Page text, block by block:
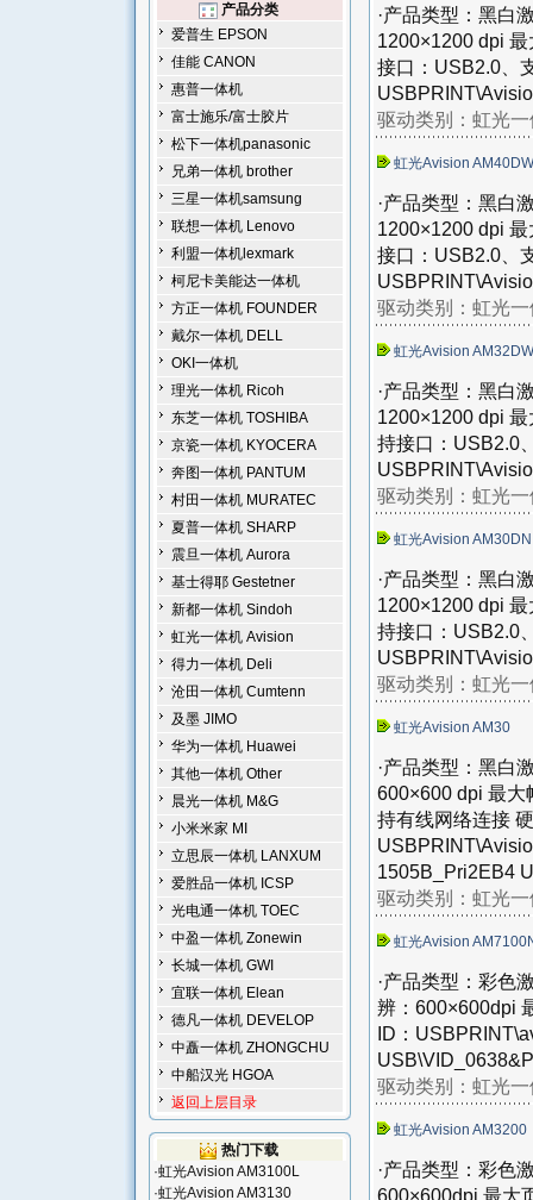
产品分类
爱普生 EPSON
佳能 CANON
惠普一体机
富士施乐/富士胶片
松下一体机panasonic
兄弟一体机 brother
三星一体机samsung
联想一体机 Lenovo
利盟一体机lexmark
柯尼卡美能达一体机
方正一体机 FOUNDER
戴尔一体机 DELL
OKI一体机
理光一体机 Ricoh
东芝一体机 TOSHIBA
京瓷一体机 KYOCERA
奔图一体机 PANTUM
村田一体机 MURATEC
夏普一体机 SHARP
震旦一体机 Aurora
基士得耶 Gestetner
新都一体机 Sindoh
虹光一体机 Avision
得力一体机 Deli
沧田一体机 Cumtenn
及墨 JIMO
华为一体机 Huawei
其他一体机 Other
晨光一体机 M&G
小米米家 MI
立思辰一体机 LANXUM
爱胜品一体机 ICSP
光电通一体机 TOEC
中盈一体机 Zonewin
长城一体机 GWI
宜联一体机 Elean
德凡一体机 DEVELOP
中矗一体机 ZHONGCHU
中船汉光 HGOA
返回上层目录
热门下载
·虹光Avision AM3100L
·虹光Avision AM3130
·产品类型：黑白
1200×1200 dpi
接口：USB2.0、
驱动类别： 虹光
虹光Avision
·产品类型：黑白
1200×1200 dpi
接口：USB2.0、
驱动类别： 虹光
虹光Avision
·产品类型：黑白
1200×1200 dpi
持接口：USB2.0
驱动类别： 虹光
虹光Avision
·产品类型：黑白
1200×1200 dpi
持接口：USB2.0
驱动类别： 虹光
虹光Avision AM30
·产品类型：黑白
600×600 dpi 最大
持有线网络连接
1505B_Pri2EB4
驱动类别： 虹光
虹光Avision
·产品类型：彩色
辨：600×600dpi
ID：
驱动类别： 虹光
虹光Avision AM3200
·产品类型：彩色
600×600dpi 最大